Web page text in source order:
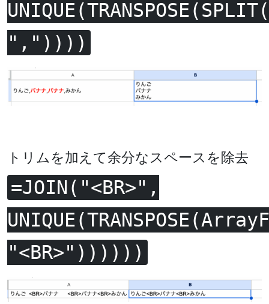
","))))
トリムを加えて余分なスペースを除去
=JOIN("<BR>",
"<BR>"))))))